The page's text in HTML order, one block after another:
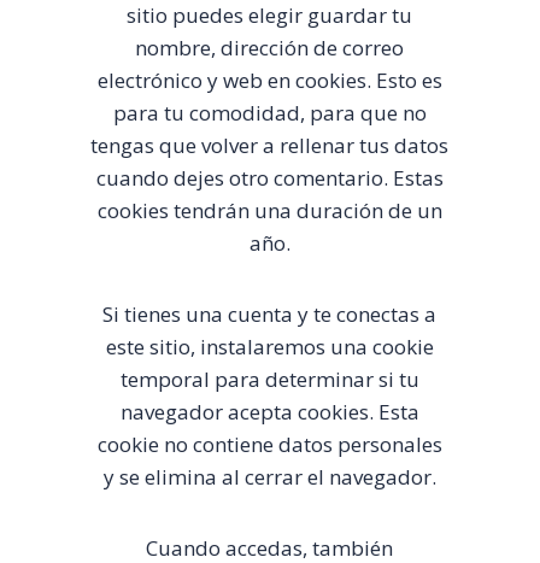
sitio puedes elegir guardar tu
nombre, dirección de correo
electrónico y web en cookies. Esto es
para tu comodidad, para que no
tengas que volver a rellenar tus datos
cuando dejes otro comentario. Estas
cookies tendrán una duración de un
año.
Si tienes una cuenta y te conectas a
este sitio, instalaremos una cookie
temporal para determinar si tu
navegador acepta cookies. Esta
cookie no contiene datos personales
y se elimina al cerrar el navegador.
Cuando accedas, también